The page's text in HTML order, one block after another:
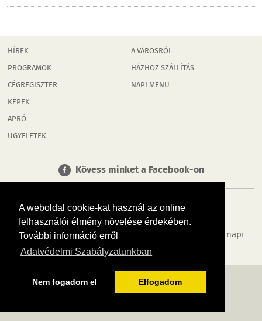
A weboldal cookie-kat használ az online
felhasználói élmény növelése érdekében.
További információ erről
Adatvédelmi Szabályzatunkban
Nem fogadom el Elfogadom
HÍREK
PROGRAMOK
CÉGREGISZTER
KÉPEK
APRÓ
ÜGYELETEK
A VÁROSRÓL
HÁZHOZ SZÁLLÍTÁS
NAPI MENÜ
Kövess minket a Facebook-on
Tudj meg többet városodról! Hírek, programok, képek, napi
menü, cégek…. és minden, ami Rábaköz
MÉDIAAJÁNLÓ ADATVÉDELEM IMPRESSZUM RÓLUNK